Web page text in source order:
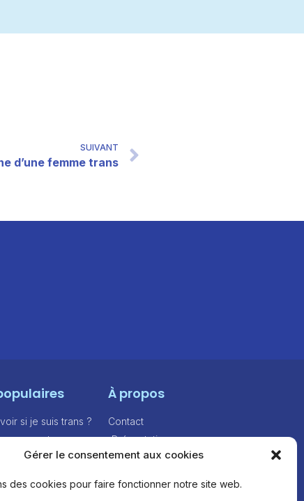
Gérer le consentement aux cookies
des cookies pour faire fonctionner notre site web.
SUIVANT
d’une femme trans
si je suis trans ?
trans
lettre de coming
À propos
Contact
Présentation
Feuille de route